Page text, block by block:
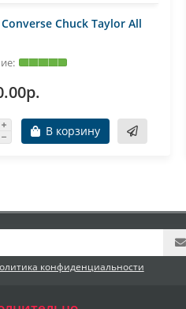
Chuck Taylor All
В корзину
конфиденциальности